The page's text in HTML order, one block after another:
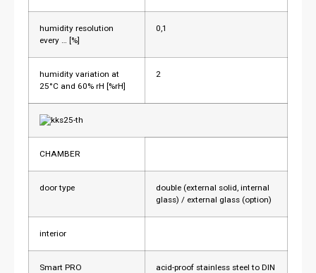
humidity resolution
every … [%]
0,1
humidity variation at
25°C and 60% rH [%rH]
2
CHAMBER
door type
double (external solid, internal
glass) / external glass (option)
interior
Smart PRO
acid-proof stainless steel to DIN